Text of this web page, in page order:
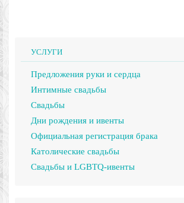
УСЛУГИ
Предложения руки и сердца
Интимные свадьбы
Свадьбы
Дни рождения и ивенты
Официальная регистрация брака
Католические свадьбы
Свадьбы и LGBTQ-ивенты